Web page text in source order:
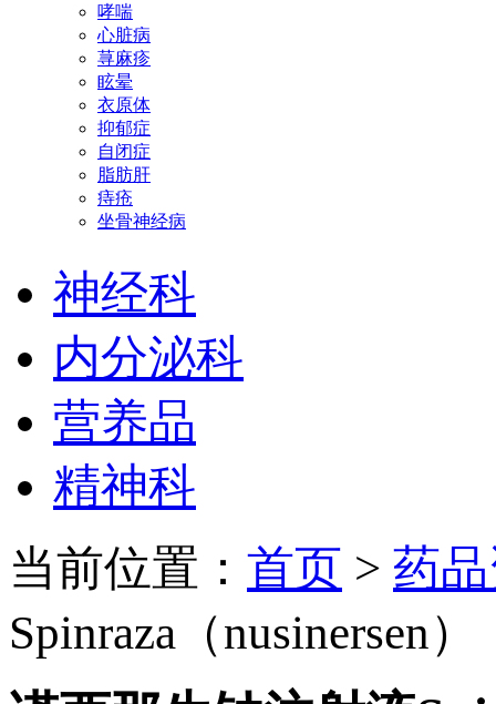
哮喘
心脏病
荨麻疹
眩晕
衣原体
抑郁症
自闭症
脂肪肝
痔疮
坐骨神经病
神经科
内分泌科
营养品
精神科
当前位置： 首页 > 药
Spinraza（nusinersen）